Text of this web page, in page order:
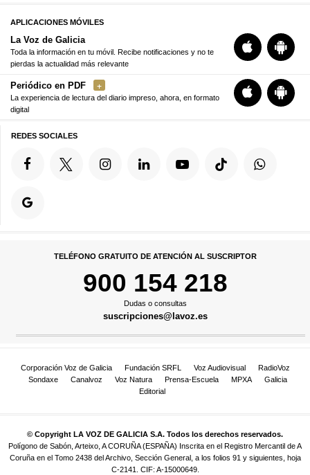
APLICACIONES MÓVILES
La Voz de Galicia
Toda la información en tu móvil. Recibe notificaciones y no te
pierdas la actualidad más relevante
Periódico en PDF
La experiencia de lectura del diario impreso, ahora, en formato
digital
REDES SOCIALES
TELÉFONO GRATUITO DE ATENCIÓN AL SUSCRIPTOR
900 154 218
Dudas o consultas
suscripciones@lavoz.es
Corporación Voz de Galicia Fundación SRFL Voz Audiovisual
RadioVoz
Sondaxe
Canalvoz Voz Natura Prensa-Escuela MPXA
Galicia
Editorial
© Copyright LA VOZ DE GALICIA S.A. Todos los derechos reservados.
Polígono de Sabón, Arteixo, A CORUÑA (ESPAÑA) Inscrita en el Registro Mercantil de A
Coruña en el Tomo 2438 del Archivo, Sección General, a los folios 91 y siguientes, hoja
C-2141. CIF: A-15000649.